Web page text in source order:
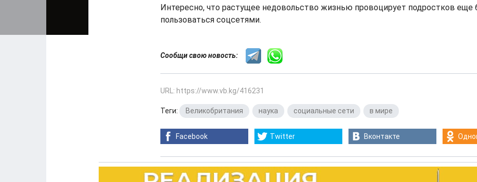
Интересно, что растущее недовольство жизнью провоцирует подростков еще
пользоваться соцсетями.
Сообщи свою новость:
URL: https://www.vb.kg/416231
Теги: Великобритания наука социальные сети в мире
Facebook Twitter Вконтакте